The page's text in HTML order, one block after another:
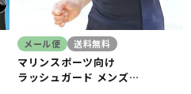
メール便 送料無料
マリンスポーツ向け
ラッシュガード メンズ